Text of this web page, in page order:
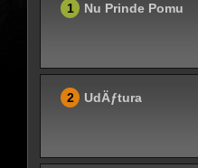
1 Nu Prinde Pomu
2 UdÄƒtura